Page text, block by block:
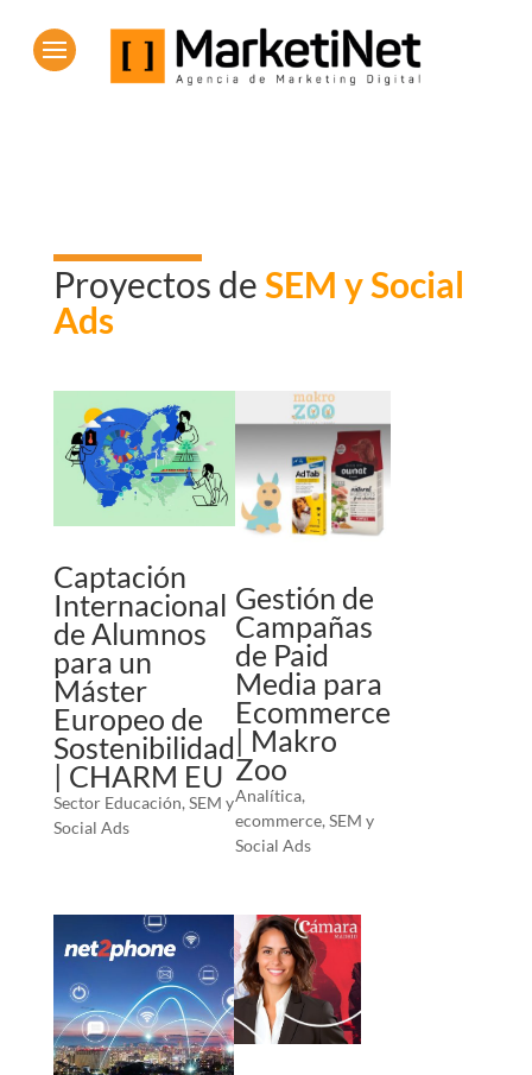
Proyectos deSEM y Social
Ads
Captación
Internacional
de Alumnos
para un
Máster
Europeo de
Sostenibilidad
| CHARM EU
Sector Educación, SEM y
Social Ads
Gestión de
Campañas
de Paid
Media para
Ecommerce
| Makro
Zoo
Analítica,
ecommerce,SEM y
Social Ads